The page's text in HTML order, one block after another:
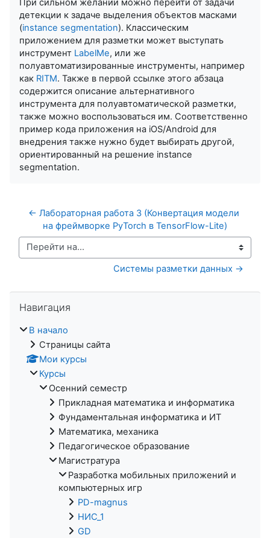
При сильном желании можно перейти от задачи
детекции к задаче выделения объектов масками
(instance segmentation). Классическим
приложением для разметки может выступать
инструмент LabelMe, или же
полуавтоматизированные инструменты, например
как RITM. Также в первой ссылке этого абзаца
содержится описание альтернативного
инструмента для полуавтоматической разметки,
также можно воспользоваться им. Соответственно
пример кода приложения на iOS/Android для
внедрения также нужно будет выбирать другой,
ориентированный на решение instance
segmentation.
← Лабораторная работа 3 (Конвертация модели
на фреймворке PyTorch в TensorFlow-Lite)
Перейти на...
Системы разметки данных →
Навигация
В начало
Страницы сайта
Мои курсы
Курсы
Осенний семестр
Прикладная математика и информатика
Фундаментальная информатика и ИТ
Математика, механика
Педагогическое образование
Магистратура
Разработка мобильных приложений и
компьютерных игр
PD-magnus
НИС_1
GD